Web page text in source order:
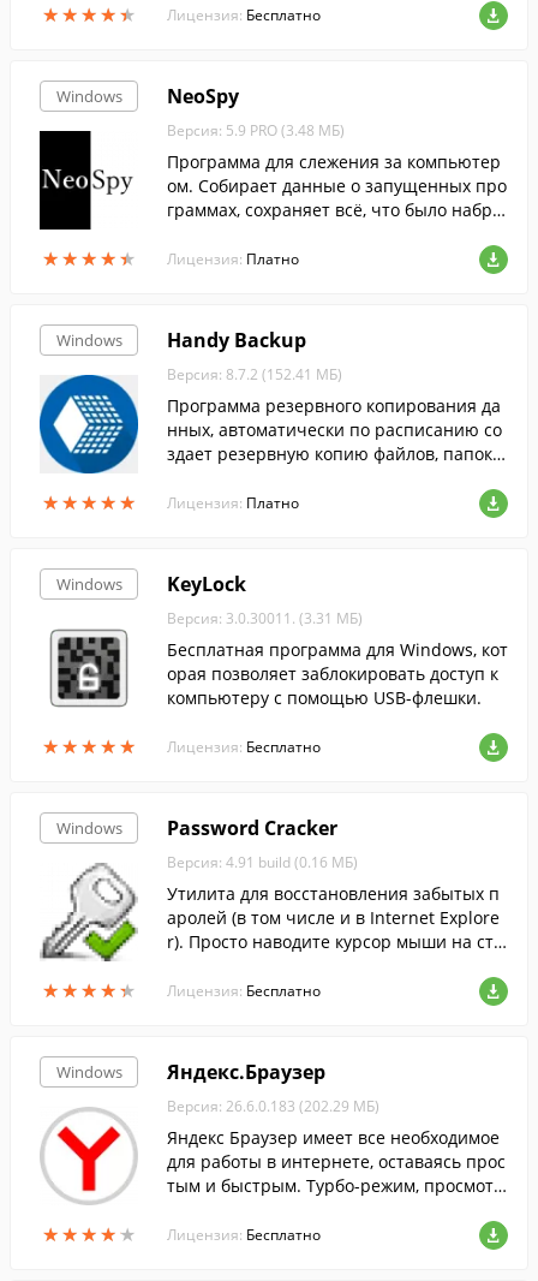
★★★★★
★★★★★ Лицензия: Бесплатно
Windows
★★★★★
★★★★★
NeoSpy
Версия: 5.9 PRO (3.48 МБ)
Программа для слежения за компьютер
ом. Собирает данные о запущенных про
граммах, сохраняет всё, что было набра
а, перехватывает сообщения и пароли,
Лицензия: Платно
Windows
★★★★★
★★★★★
Handy Backup
Версия: 8.7.2 (152.41 МБ)
Программа резервного копирования да
нных, автоматически по расписанию со
здает резервную копию файлов, папок,
современные устройства хранения.
Лицензия: Платно
Windows
★★★★★
★★★★★
KeyLock
Версия: 3.0.30011. (3.31 МБ)
Бесплатная программа для Windows, кот
орая позволяет заблокировать доступ к
компьютеру с помощью USB-флешки.
Лицензия: Бесплатно
Windows
★★★★★
★★★★★
Password Cracker
Версия: 4.91 build (0.16 МБ)
Утилита для восстановления забытых п
аролей (в том числе и в Internet Explore
r). Просто наводите курсор мыши на стр
звездочек видите желанный пароль.
Лицензия: Бесплатно
Windows
★★★★★
★★★★★
Яндекс.Браузер
Версия: 26.6.0.183 (202.29 МБ)
Яндекс Браузер имеет все необходимое
для работы в интернете, оставаясь прос
тым и быстрым. Турбо-режим, просмотр
тивирус, синхронизация данных и др....
Лицензия: Бесплатно